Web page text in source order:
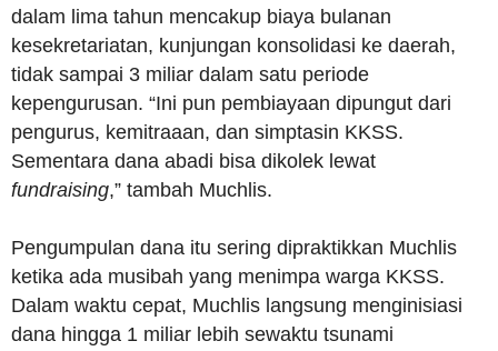
dalam lima tahun mencakup biaya bulanan
kesekretariatan, kunjungan konsolidasi ke daerah,
tidak sampai 3 miliar dalam satu periode
kepengurusan. “Ini pun pembiayaan dipungut dari
pengurus, kemitraaan, dan simptasin KKSS.
Sementara dana abadi bisa dikolek lewat
fundraising,” tambah Muchlis.
Pengumpulan dana itu sering dipraktikkan Muchlis
ketika ada musibah yang menimpa warga KKSS.
Dalam waktu cepat, Muchlis langsung menginisiasi
dana hingga 1 miliar lebih sewaktu tsunami